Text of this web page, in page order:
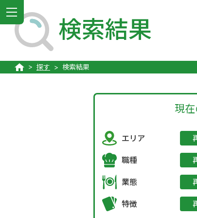
MENU
検索結果
探す 検索結果
現
エリア
職種
業態
特徴